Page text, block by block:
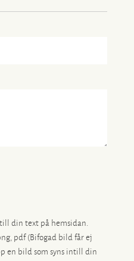
din text på hemsidan.
pdf (Bifogad bild får ej
en bild som syns intill din